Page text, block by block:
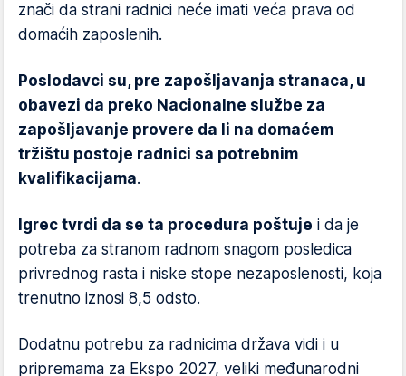
znači da strani radnici neće imati veća prava od
domaćih zaposlenih.
Poslodavci su, pre zapošljavanja stranaca, u
obavezi da preko Nacionalne službe za
zapošljavanje provere da li na domaćem
tržištu postoje radnici sa potrebnim
kvalifikacijama.
Igrec tvrdi da se ta procedura poštuje i da je
potreba za stranom radnom snagom posledica
privrednog rasta i niske stope nezaposlenosti, koja
trenutno iznosi 8,5 odsto.
Dodatnu potrebu za radnicima država vidi i u
pripremama za Ekspo 2027, veliki međunarodni